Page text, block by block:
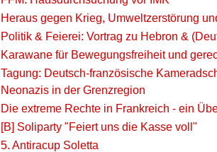
Heraus gegen Krieg, Umweltzerstörung
Politik & Feierei: Vortrag zu Hebron &
Karawane für Bewegungsfreiheit und
Tagung: Deutsch-französische
Neonazis in der Grenzregion
Die extreme Rechte in Frankreich - ein
[B] Soliparty "Feiert uns die Kasse voll"
5. Antiracup Soletta